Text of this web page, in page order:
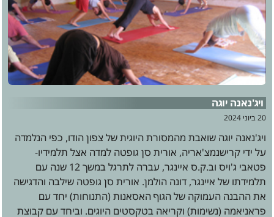
ויג'נאנה יוגה
20 ביוני 2024
ויג'נאנה יוגה שואבת מהמסורת היוגית של צפון הודו, כפי הנלמדה
על ידי קרישנמצ'אריה, אורית סן גופטה למדה אצל תלמידיו-
פטאבי ג'ויס וב.ק.ס איינגר, עברה לתרגל במשך 12 שנה עם
תלמידתו של איינגר, דונה הולמן. אורית סן גופטה שילבה והדגישה
את ההבנה העמוקה של הגוף האסאנות (התנוחות) יחד עם
פראניאמה (נשימות) וקריאה בטקסטים היוגים. וביחד עם קבוצת